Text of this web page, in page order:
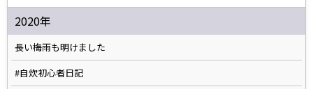
2020年
長い梅雨も明けました
#自炊初心者日記